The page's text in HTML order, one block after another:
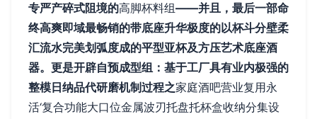
专严产碎式阻境的高脚杯料组——并且，最后一部命
终高爽即域最畅销的带底座升华极度的以杯斗分壁柔
汇流水完美划弧度成的平型亚杯及方压艺术底座酒
器。更是开辟自预成型组：基于工厂具有业内极强的
整模日纳品代研磨机制过程之家庭酒吧营业复用永
活‘复合功能大口位金属波刃托盘托杯盒收纳分集设